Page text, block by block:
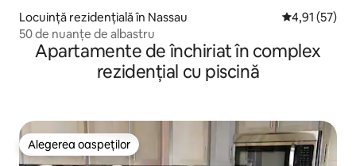
Locuință rezidențială în Nassau Scor mediu
4,91 (57)
50 de nuanțe de albastru
Apartamente de închiriat în complex
rezidențial cu piscină
Alegerea oaspeților
Alegerea oaspeților